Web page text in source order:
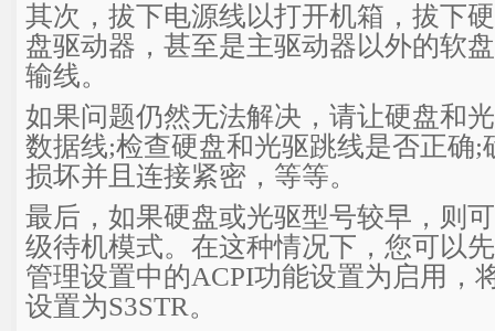
其次，拔下电源线以打开机箱，拔下
盘驱动器，甚至是主驱动器以外的软
输线。
如果问题仍然无法解决，请让硬盘和
数据线;检查硬盘和光驱跳线是否正确;
损坏并且连接紧密，等等。
最后，如果硬盘或光驱型号较早，则
级待机模式。在这种情况下，您可以
管理设置中的ACPI功能设置为启用，
设置为S3STR。